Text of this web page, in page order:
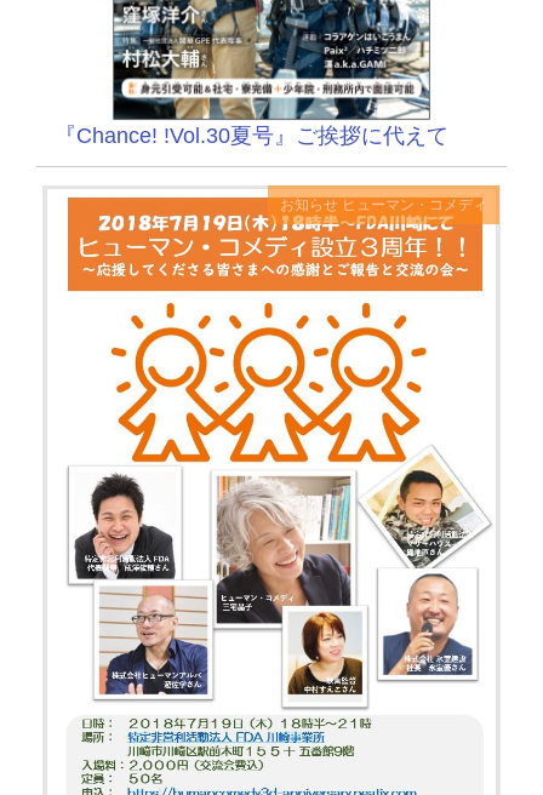
『Chance! !Vol.30夏号』ご挨拶に代えて
お知らせ ヒューマン・コメディ